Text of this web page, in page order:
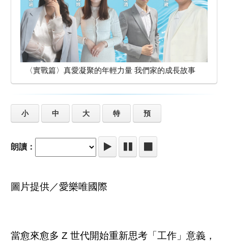
〈實戰篇〉真愛凝聚的年輕力量 我們家的成長故事
小 中 大 特 預
朗讀：
圖片提供／愛樂唯國際
當愈來愈多 Z 世代開始重新思考「工作」意義，